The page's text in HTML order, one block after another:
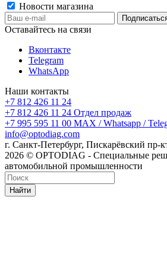
Новости магазина
Оставайтесь на связи
Вконтакте
Telegram
WhatsApp
Наши контакты
+7 812 426 11 24
+7 812 426 11 24 Отдел продаж
+7 995 595 11 00 MAX / Whatsapp /
info@optodiag.com
г. Санкт-Петербург, Пискарёвский пр-
2026 © OPTODIAG - Специальные
автомобильной промышленности
Найти